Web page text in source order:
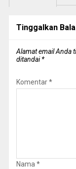
Tinggalkan
Alamat email Anda
ditandai*
Komentar*
Nama *